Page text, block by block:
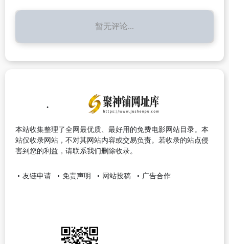
暂无评论...
本站收集整理了全网最优质、最好用的免费电影网站目录。本
站仅收录网站，不对其网站内容或交易负责。若收录的站点侵
害到您的利益，请联系我们删除收录。
友链申请 免责声明 网站投稿 广告合作